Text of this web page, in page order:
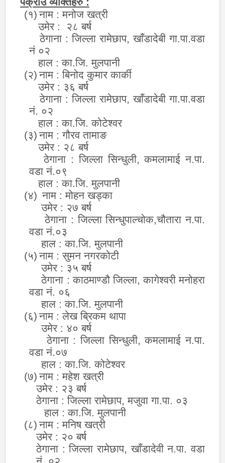
(१) नाम : मनोज खत्री
उमेर : २८ बर्ष
ठेगाना : जिल्ला रामेछाप,खाँडादेबी गा.पा.वडा
नं ०२
हाल :का.जि. मुलपानी
(२) नाम : बिनोद कुमार कार्की
उमेर : ३६ बर्ष
ठेगाना : जिल्ला रामेछाप, खाँडादेबी गा.पा.वडा
नं. ०२
हाल :का.जि. कोटेश्वर
(३) नाम : गौरव तामाङ
उमेर : २८ बर्ष
ठेगाना : जिल्ला सिन्धुली, कमलामाई न.पा.
वडा नं.०९
हाल :का.जि. मुलपानी
(४) नाम : मोहन खड्का
उमेर : २७ बर्ष
ठेगाना : जिल्ला सिन्धुपाल्चोक,चौतारा न.पा.
वडा नं.०३
हाल :का.जि. मुलपानी
(५) नाम : सुमन नगरकोटी
उमेर : ३५ बर्ष
ठेगाना : काठमाण्डौ जिल्ला, कागेश्वरी मनोहरा
वडा नं. ०६
हाल :का.जि. मुलपानी
(६) नाम : लेख ब्रिकम थापा
उमेर : ४० बर्ष
ठेगाना : जिल्ला सिन्धुली, कमलामाई न.पा.
वडा नं.०७
हाल :का.जि. कोटेश्वर
(७) नाम : महेश खत्री
उमेर : २३ बर्ष
ठेगाना : जिल्ला रामेछाप, मजुवा गा.पा. ०३
हाल :का.जि. मुलपानी
(८) नाम : मनिष खत्री
उमेर : २० बर्ष
ठेगाना : जिल्ला रामेछाप, खाँडादेवी न.पा. वडा